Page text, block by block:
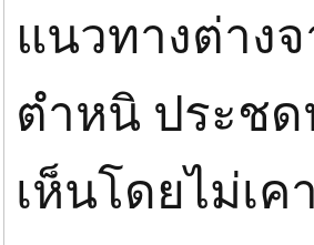
แนวทางต่าง
ตำหนิ ประช
เห็นโดยไม่เ